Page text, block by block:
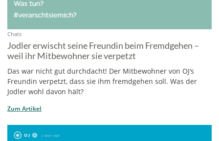
Chats
Jodler erwischt seine Freundin beim Fremdgehen –
weil ihr Mitbewohner sie verpetzt
Das war nicht gut durchdacht! Der Mitbewohner von OJ‘s
Freundin verpetzt, dass sie ihm fremdgehen soll. Was der
Jodler wohl davon hält?
Zum Artikel